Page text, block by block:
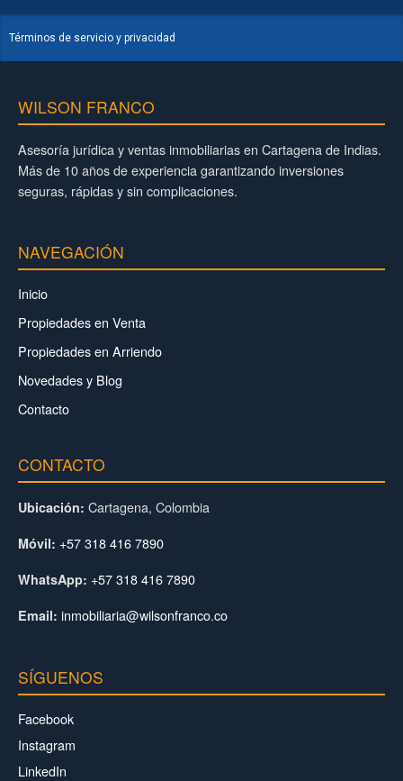
Términos de servicio y privacidad
WILSON FRANCO
Asesoría jurídica y ventas inmobiliarias en Cartagena de Indias.
Más de 10 años de experiencia garantizando inversiones
seguras, rápidas y sin complicaciones.
NAVEGACIÓN
Inicio
Propiedades en Venta
Propiedades en Arriendo
Novedades y Blog
Contacto
CONTACTO
Ubicación: Cartagena, Colombia
Móvil: +57 318 416 7890
WhatsApp: +57 318 416 7890
Email: inmobiliaria@wilsonfranco.co
SÍGUENOS
Facebook
Instagram
LinkedIn